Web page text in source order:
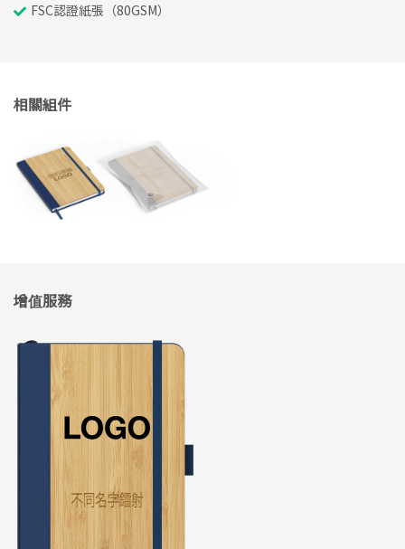
FSC認證紙張（80GSM）
相關組件
增值服務